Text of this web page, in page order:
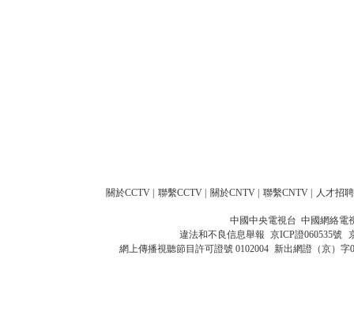
關於CCTV 聯繫CCTV 關於CNTV 聯繫CNTV 人才招聘
中國中央電視台 中國網絡電
違法和不良信息舉報 京ICP證060535號
網上傳播視聽節目許可證號 0102004 新出網證（京）